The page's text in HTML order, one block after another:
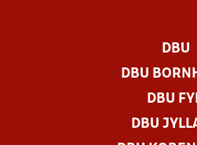
DBU
DBU
DBU
DBU